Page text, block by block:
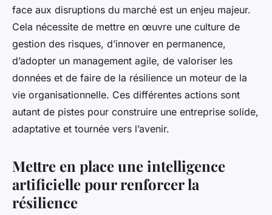
face aux disruptions du marché est un enjeu majeur.
Cela nécessite de mettre en œuvre une culture de
gestion des risques, d’innover en permanence,
d’adopter un management agile, de valoriser les
données et de faire de la résilience un moteur de la
vie organisationnelle. Ces différentes actions sont
autant de pistes pour construire une entreprise solide,
adaptative et tournée vers l’avenir.
Mettre en place une intelligence
artificielle pour renforcer la
résilience